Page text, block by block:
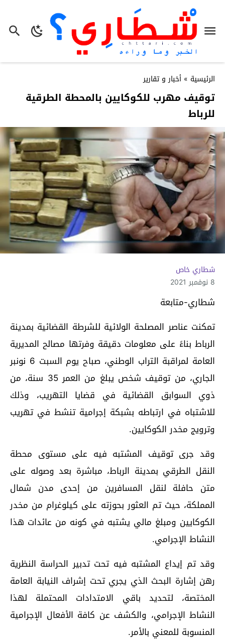
الرئيسية » أخبار و تقارير
توقيف مهرب للكوكايين بالمحطة الطرقية
للرباط
شطاري خاص
8 نوفمبر 2021
شطاري-متابعة
تمكنت عناصر المصلحة الولائية للشرطة القضائية بمدينة
الرباط بناءً على معلومات دقيقة وفرتها مصالح المديرية
العامة لمراقبة التراب الوطني، صباح يوم السبت 6 نونبر
الجاري، من توقيف شخص يبلغ من العمر 35 سنة، من
ذوي السوابق القضائية في قضايا التهريب، وذلك
للاشتباه في ارتباطه بشبكة إجرامية تنشط في تهريب
وترويج مخدر الكوكايين.
وقد جرى توقيف المشتبه فيه على مستوى محطة
النقل الطرقي بمدينة الرباط، مباشرة بعد وصوله على
متن حافلة لنقل المسافرين من إحدى مدن شمال
المملكة، حيث تم العثور بحوزته على كيلوغرام من مخدر
الكوكايين ومبلغ مالي يشتبه في كونه من عائدات هذا
النشاط الإجرامي.
وقد تم إيداع المشتبه فيه تحت تدبير الحراسة النظرية
رهن إشارة البحث الذي يجري تحت إشراف النيابة العامة
المختصة، لتحديد باقي الامتدادات المحتملة لهذا
النشاط الإجرامي، والكشف عن كافة الأفعال الإجرامية
المنسوبة للمعني بالأمر.